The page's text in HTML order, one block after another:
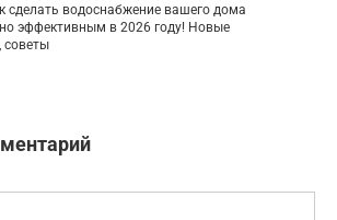
сделать водоснабжение вашего дома
эффективным в 2026 году! Новые
советы